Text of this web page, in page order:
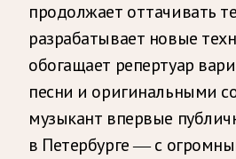
продолжает оттачивать
разрабатывает новые
обогащает репертуар
песни и оригинальными
музыкант впервые
в Петербурге — с